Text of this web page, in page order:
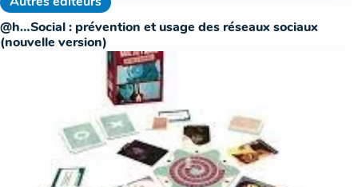
Autres éditeurs
@h…Social : prévention et usage des réseaux sociaux
(nouvelle version)